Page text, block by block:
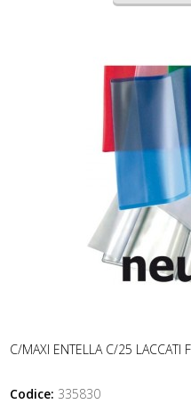
C/MAXI ENTELLA C/25 LACCATI
Codice: 335830